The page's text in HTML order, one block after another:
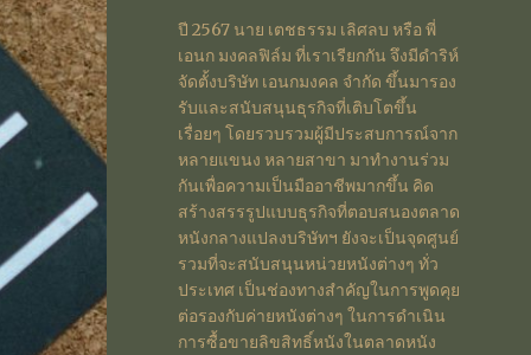
ปี 2567 นาย เตชธรรม เลิศลบ หรือ พี่
เอนก มงคลฟิล์ม ที่เราเรียกกัน จึงมีดำริห์
จัดตั้งบริษัท เอนกมงคล จำกัด ขึ้นมารอง
รับและสนับสนุนธุรกิจที่เติบโตขึ้น
เรื่อยๆ โดยรวบรวมผู้มีประสบการณ์จาก
หลายแขนง หลายสาขา มาทำงานร่วม
กันเพื่อความเป็นมืออาชีพมากขึ้น คิด
สร้างสรรรูปแบบธุรกิจที่ตอบสนองตลาด
หนังกลางแปลงบริษัทฯ ยังจะเป็นจุดศูนย์
รวมที่จะสนับสนุนหน่วยหนังต่างๆ ทั่ว
ประเทศ เป็นช่องทางสำคัญในการพูดคุย
ต่อรองกับค่ายหนังต่างๆ ในการดำเนิน
การซื้อขายลิขสิทธิ์หนังในตลาดหนัง